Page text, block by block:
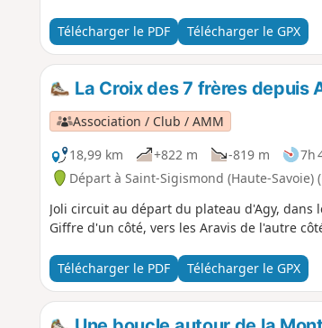
Télécharger le PDF Télécharger le GPX
La Croix des 7 frères depuis
Association / Club / AMM
18,99 km
+822 m -819 m 7h
Départ à Saint-Sigismond (Haute-Savoie)
Joli circuit au départ du plateau d'Agy, dans
Giffre d'un côté, vers les Aravis de l'autre
Télécharger le PDF Télécharger le GPX